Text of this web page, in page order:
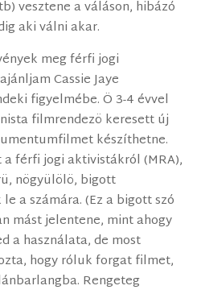
vesztene a váláson, hibázó
aki válni akar.
meg férfi jogi
Cassie Jaye
figyelmébe. Ö 3-4 évvel
filmrendezö keresett új
készíthetne.
férfi jogi aktivistákról (MRA),
nögyülölö, bigott
a számára. (Ez a bigott szó
mást jelentene, mint ahogy
a használata, de most
hogy róluk forgat filmet,
Rengeteg